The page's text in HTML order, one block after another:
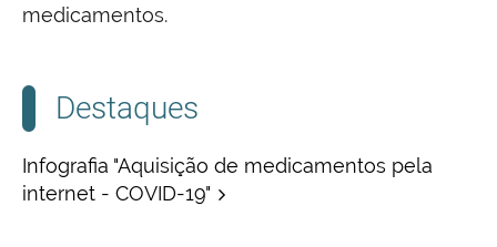
medicamentos.
Destaques
Infografia "Aquisição de medicamentos pela
internet - COVID-19"